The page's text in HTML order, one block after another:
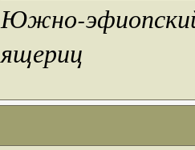
Южно-эфиопский
ящериц